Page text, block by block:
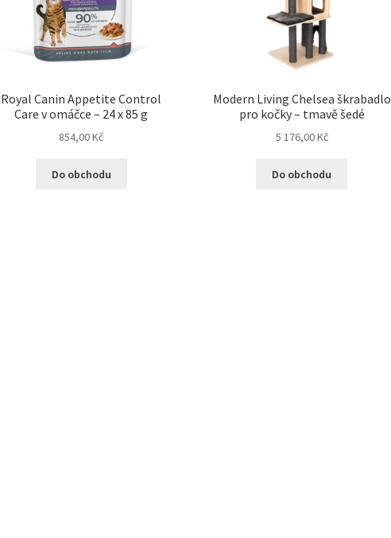
Royal Canin Appetite Control
Care v omáčce – 24 x 85 g
854,00Kč
Do obchodu
Modern Living Chelsea škrabadlo
pro kočky – tmavě šedé
5 176,00Kč
Do obchodu